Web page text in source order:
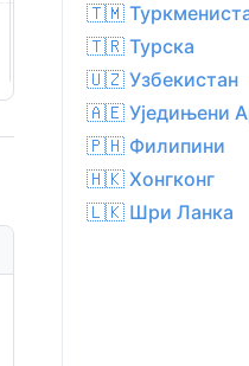
🇹🇲
🇹🇷 Турска
🇺🇿 Узбекистан
🇦🇪 Уједињени
🇵🇭 Филипини
🇭🇰 Хонгконг
🇱🇰 Шри Ланка